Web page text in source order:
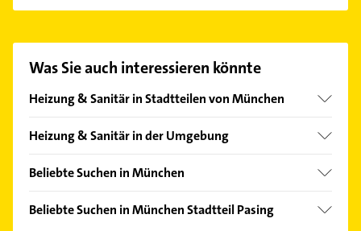
finden Sie alleKontaktdaten.
Was Sie auch interessieren könnte
Heizung & Sanitär in Stadtteilen von München
Allach
Am Hart
Berg am Laim
Heizung & Sanitär in der Umgebung
Gräfelfing
Gröbenzell
Beliebte Suchen in München
Lackiererei
Beliebte Suchen in München Stadtteil Pasing